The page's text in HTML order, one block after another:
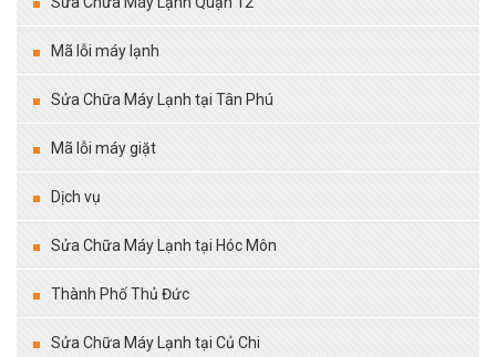
Mã lỗi máy lạnh
Sửa Chữa Máy Lạnh tại Tân Phú
Mã lỗi máy giặt
Dịch vụ
Sửa Chữa Máy Lạnh tại Hóc Môn
Thành Phố Thủ Đức
Sửa Chữa Máy Lạnh tại Củ Chi